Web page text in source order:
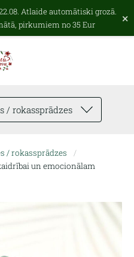
Atlaide automātiski grozā.
pirkumiem no 35 Eur
×
/ rokassprādzes
/ rokassprādzes
un emocionālam